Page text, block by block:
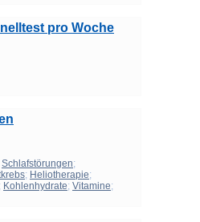
pro Woche
Schlafstörungen;
; Heliotherapie;
Kohlenhydrate; Vitamine;